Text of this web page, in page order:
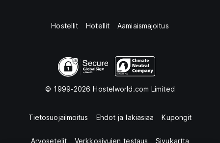
Hostellit Hotellit Aamiaismajoitus
© 1999-2026 Hostelworld.com Limited
Tietosuojailmoitus Ehdot ja lakiasiaa Kupongit
Arvosetelit Verkkosivujen testaus Sivukartta